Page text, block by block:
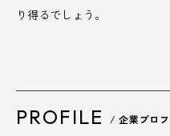
り得るでしょう。
PROFILE / 企業プロ